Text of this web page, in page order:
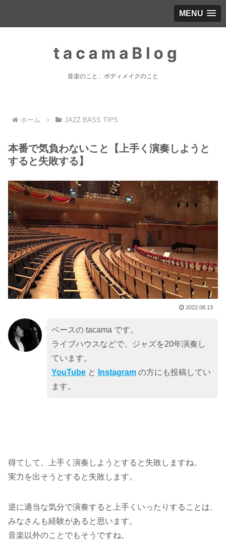
MENU
音楽のこと、ボディメイクのこと
ホーム JAZZ BASS TIPS
本番で気負わないこと【上手く演奏しようと
すると失敗する】
2022.08.13
ベースの tacama です。
ライブハウスなどで、ジャズを20年演奏し
ています。
YouTubeと Instagramの方にも投稿してい
ます。
得てして、上手く演奏しようとすると失敗しますね。
実力を出そうとすると失敗します。
逆に適当な気分で演奏すると上手くいったりすることは、
みなさんも経験があると思います。
音楽以外のことでもそうですね。